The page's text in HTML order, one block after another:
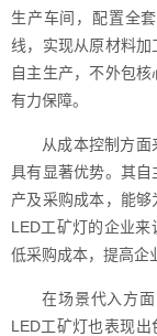
生产车间，配置全
线，实现从原材料
自主生产，不外包
有力保障。
从成本控制方
具有显著优势。其
产及采购成本，能
LED工矿灯的企业
低采购成本，提高企
在场景代入方
LED工矿灯也表现